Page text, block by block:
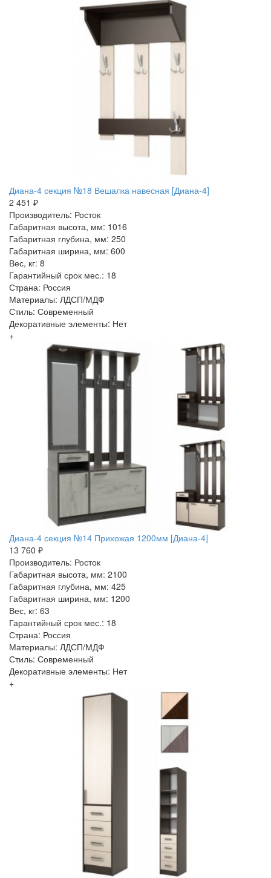
Диана-4 секция №18 Вешалка навесная [Диана-4]
2 451 ₽
Производитель: Росток
Габаритная высота, мм: 1016
Габаритная глубина, мм: 250
Габаритная ширина, мм: 600
Вес, кг: 8
Гарантийный срок мес.: 18
Страна: Россия
Материалы: ЛДСП/МДФ
Стиль: Современный
Декоративные элементы: Нет
+
Диана-4 секция №14 Прихожая 1200мм [Диана-4]
13 760 ₽
Производитель: Росток
Габаритная высота, мм: 2100
Габаритная глубина, мм: 425
Габаритная ширина, мм: 1200
Вес, кг: 63
Гарантийный срок мес.: 18
Страна: Россия
Материалы: ЛДСП/МДФ
Стиль: Современный
Декоративные элементы: Нет
+